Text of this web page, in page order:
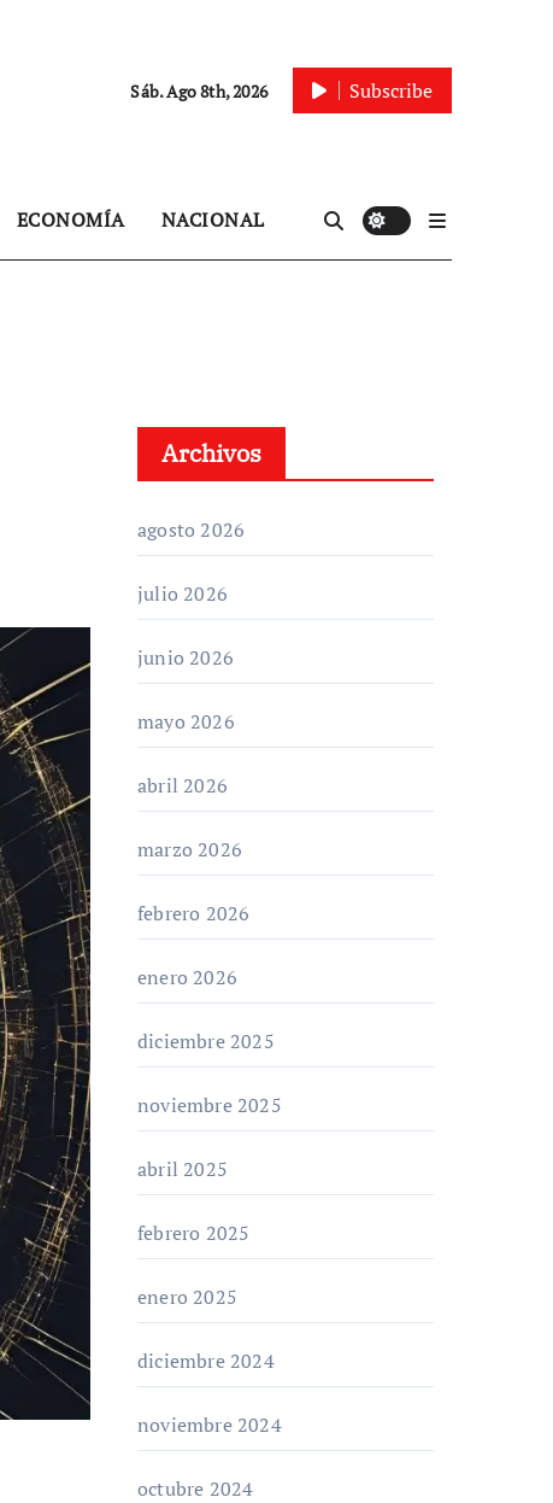
Sáb. Ago 8th, 2026 Subscribe
ECONOMÍA NACIONAL
Archivos
agosto 2026
julio 2026
junio 2026
mayo 2026
abril 2026
marzo 2026
febrero 2026
enero 2026
diciembre 2025
noviembre 2025
abril 2025
febrero 2025
enero 2025
diciembre 2024
noviembre 2024
octubre 2024